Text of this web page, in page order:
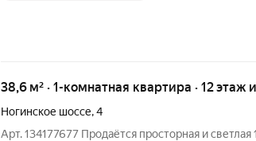
38,6 м² · 1-комнатная квартира · 12 этаж
Ногинское шоссе,4
Арт. 134177677 Продаётся просторная и светлая